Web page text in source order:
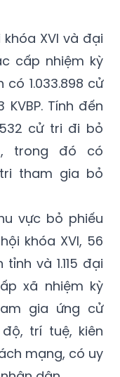
XVI và đại
cấp nhiệm kỳ
có 1.033.898 cử
Tính đến
cử tri đi bỏ
trong đó có
tri tham gia bỏ
vực bỏ phiếu
khóa XVI, 56
và 1.115 đại
xã nhiệm kỳ
gia ứng cử
trí tuệ, kiên
mạng, có uy